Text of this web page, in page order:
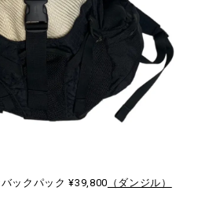
ックパック ¥39,800 （ダンジル）